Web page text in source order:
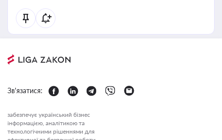
Зв'язатися:
забезпечує український бізнес
інформацією, аналітикою та
технологічними рішеннями для